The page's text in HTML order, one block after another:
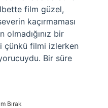
film güzel,
kaçırmaması
bir
çünkü filmi izlerken
Bir süre
Bırak